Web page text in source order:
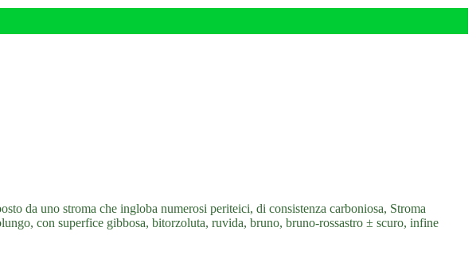
da uno stroma che ingloba numerosi periteici, di consistenza carboniosa, Stroma
con superfice gibbosa, bitorzoluta, ruvida, bruno, bruno-rossastro ± scuro, infine